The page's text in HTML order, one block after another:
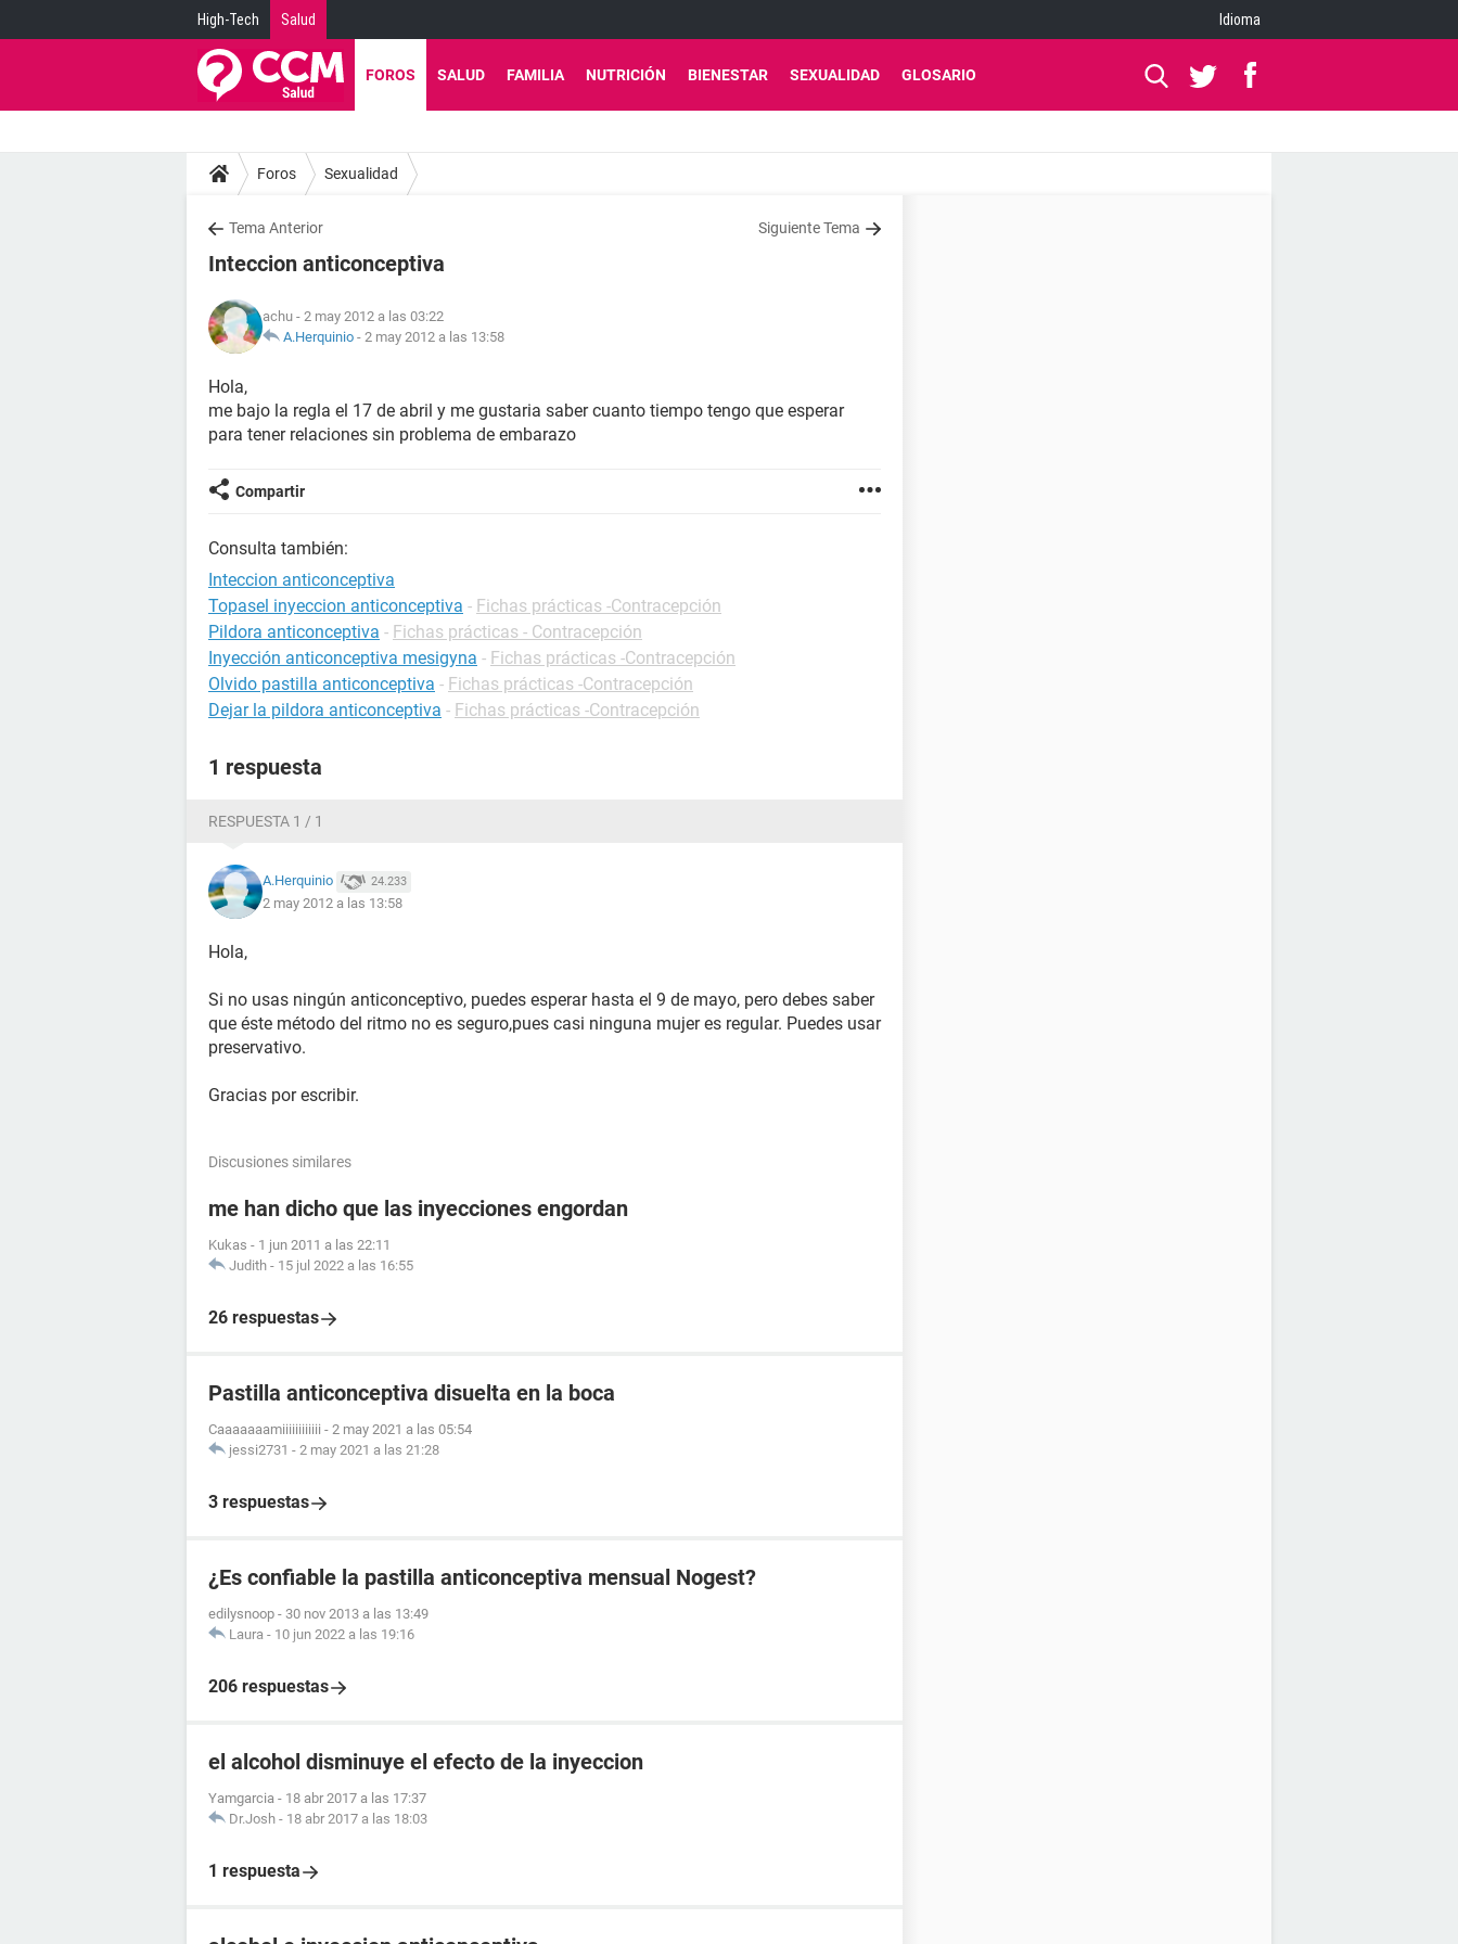
High-Tech Salud Idioma
FOROS SALUD FAMILIA NUTRICIÓN BIENESTAR SEXUALIDAD GLOSARIO
Foros Sexualidad
Tema Anterior Siguiente Tema
Inteccion anticonceptiva
achu - 2 may 2012 a las 03:22
A.Herquinio - 2 may 2012 a las 13:58
Hola,
me bajo la regla el 17 de abril y me gustaria saber cuanto tiempo tengo que esperar
para tener relaciones sin problema de embarazo
Compartir
Consulta también:
Inteccion anticonceptiva
Topasel inyeccion anticonceptiva - Fichas prácticas -Contracepción
Pildora anticonceptiva - Fichas prácticas - Contracepción
Inyección anticonceptiva mesigyna - Fichas prácticas -Contracepción
Olvido pastilla anticonceptiva - Fichas prácticas -Contracepción
Dejar la pildora anticonceptiva - Fichas prácticas -Contracepción
1 respuesta
RESPUESTA 1 / 1
A.Herquinio 24.233
2 may 2012 a las 13:58
Hola,
Si no usas ningún anticonceptivo, puedes esperar hasta el 9 de mayo, pero debes saber
que éste método del ritmo no es seguro,pues casi ninguna mujer es regular. Puedes usar
preservativo.
Gracias por escribir.
Discusiones similares
me han dicho que las inyecciones engordan
Kukas - 1 jun 2011 a las 22:11
Judith - 15 jul 2022 a las 16:55
26 respuestas
Pastilla anticonceptiva disuelta en la boca
Caaaaaaamiiiiiiiiiiii - 2 may 2021 a las 05:54
jessi2731 - 2 may 2021 a las 21:28
3 respuestas
¿Es confiable la pastilla anticonceptiva mensual Nogest?
edilysnoop - 30 nov 2013 a las 13:49
Laura - 10 jun 2022 a las 19:16
206 respuestas
el alcohol disminuye el efecto de la inyeccion
Yamgarcia - 18 abr 2017 a las 17:37
Dr.Josh - 18 abr 2017 a las 18:03
1 respuesta